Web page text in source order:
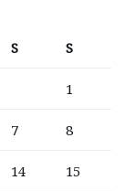
S S
1
7 8
14 15